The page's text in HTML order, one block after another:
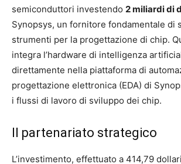
semiconduttori investendo 2 miliardi di
Synopsys, un fornitore fondamentale di
strumenti per la progettazione di chip.
integra l’hardware di intelligenza
direttamente nella piattaforma di
progettazione elettronica (EDA) di
i flussi di lavoro di sviluppo dei chip.
Il partenariato strategico
L’investimento, effettuato a 414,79